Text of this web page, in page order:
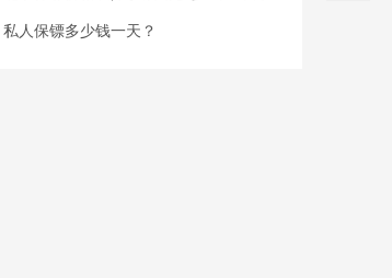
私人保镖多少钱一天？